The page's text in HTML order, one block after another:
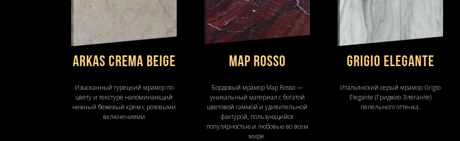
Arkas Crema Beige
Изысканный турецкий мрамор по
цвету и текстуре напоминающий
нежный бежевый крем с розовыми
включениями
Map Rosso
Бордовый мрамор Map Rosso —
уникальный материал с богатой
цветовой гаммой и удивительной
фактурой, пользующийся
популярностью и любовью во всем
мире.
Grigio Elegante
Итальянский серый мрамор Grigio
Elegante (Гриджио Элеганте)
пепельного оттенка.